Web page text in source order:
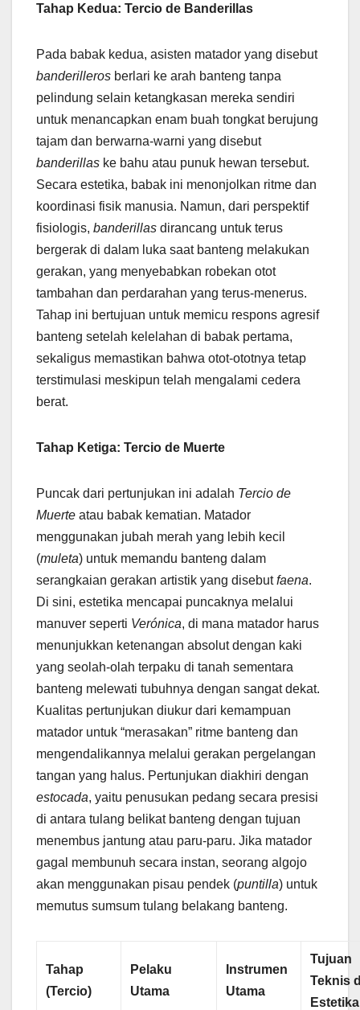
Tahap Kedua: Tercio de Banderillas
Pada babak kedua, asisten matador yang disebut
banderilleros berlari ke arah banteng tanpa
pelindung selain ketangkasan mereka sendiri
untuk menancapkan enam buah tongkat berujung
tajam dan berwarna-warni yang disebut
banderillas ke bahu atau punuk hewan tersebut.
Secara estetika, babak ini menonjolkan ritme dan
koordinasi fisik manusia. Namun, dari perspektif
fisiologis, banderillas dirancang untuk terus
bergerak di dalam luka saat banteng melakukan
gerakan, yang menyebabkan robekan otot
tambahan dan perdarahan yang terus-menerus.
Tahap ini bertujuan untuk memicu respons agresif
banteng setelah kelelahan di babak pertama,
sekaligus memastikan bahwa otot-ototnya tetap
terstimulasi meskipun telah mengalami cedera
berat.
Tahap Ketiga: Tercio de Muerte
Puncak dari pertunjukan ini adalah Tercio de
Muerte atau babak kematian. Matador
menggunakan jubah merah yang lebih kecil
(muleta) untuk memandu banteng dalam
serangkaian gerakan artistik yang disebutfaena.
Di sini, estetika mencapai puncaknya melalui
manuver seperti Verónica, di mana matador harus
menunjukkan ketenangan absolut dengan kaki
yang seolah-olah terpaku di tanah sementara
banteng melewati tubuhnya dengan sangat dekat.
Kualitas pertunjukan diukur dari kemampuan
matador untuk “merasakan” ritme banteng dan
mengendalikannya melalui gerakan pergelangan
tangan yang halus. Pertunjukan diakhiri dengan
estocada, yaitu penusukan pedang secara presisi
di antara tulang belikat banteng dengan tujuan
menembus jantung atau paru-paru. Jika matador
gagal membunuh secara instan, seorang algojo
akan menggunakan pisau pendek (puntilla) untuk
memutus sumsum tulang belakang banteng.
Tahap
(Tercio)
Pelaku
Utama
Instrumen
Utama
Tujuan
Teknis
Estetika